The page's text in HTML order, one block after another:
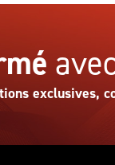
exclusives,